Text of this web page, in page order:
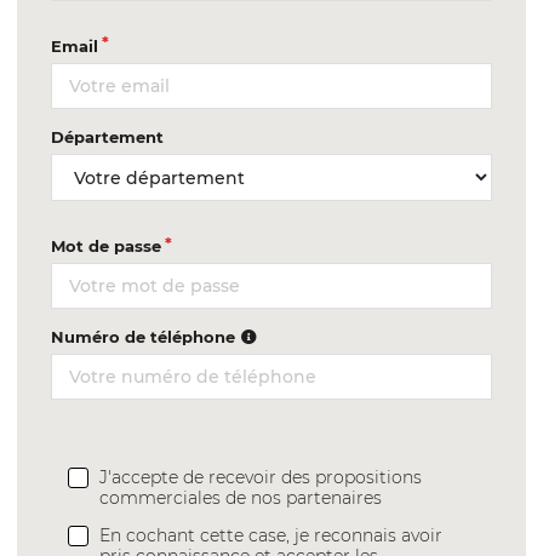
Email
Département
Mot de passe
Numéro de téléphone
J'accepte de recevoir des propositions
commerciales de nos partenaires
En cochant cette case, je reconnais avoir